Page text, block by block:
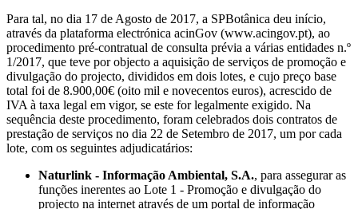
Para tal, no dia 17 de Agosto de 2017, a SPBotânica deu início,
através da plataforma electrónica acinGov (www.acingov.pt), ao
procedimento pré-contratual de consulta prévia a várias entidades n.º
1/2017, que teve por objecto a aquisição de serviços de promoção e
divulgação do projecto, divididos em dois lotes, e cujo preço base
total foi de 8.900,00€ (oito mil e novecentos euros), acrescido de
IVA à taxa legal em vigor, se este for legalmente exigido. Na
sequência deste procedimento, foram celebrados dois contratos de
prestação de serviços no dia 22 de Setembro de 2017, um por cada
lote, com os seguintes adjudicatários:
Naturlink - Informação Ambiental, S.A., para assegurar as
funções inerentes ao Lote 1 - Promoção e divulgação do
projecto na internet através de um portal de informação